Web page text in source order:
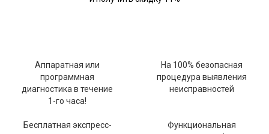
Аппаратная или
программная
диагностика в течение
1-го часа!
На 100% безопасная
процедура выявления
неисправностей
Бесплатная экспресс-
Функциональная